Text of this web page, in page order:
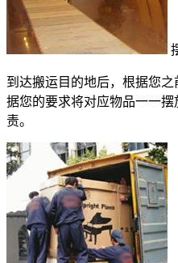
到达搬运目的地后，根据您
据您的要求将对应物品一一
责。